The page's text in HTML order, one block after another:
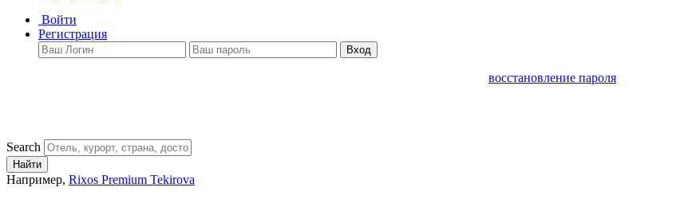
Войти
Регистрация
Вход
восстановление пароля
Search
Найти
Например, Rixos Premium Tekirova